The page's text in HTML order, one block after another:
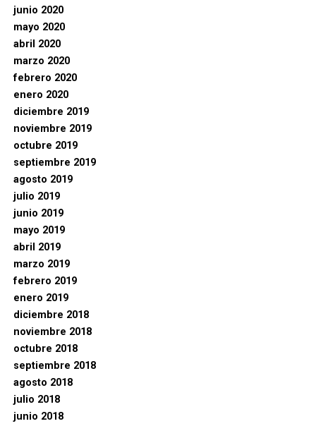
junio 2020
mayo 2020
abril 2020
marzo 2020
febrero 2020
enero 2020
diciembre 2019
noviembre 2019
octubre 2019
septiembre 2019
agosto 2019
julio 2019
junio 2019
mayo 2019
abril 2019
marzo 2019
febrero 2019
enero 2019
diciembre 2018
noviembre 2018
octubre 2018
septiembre 2018
agosto 2018
julio 2018
junio 2018